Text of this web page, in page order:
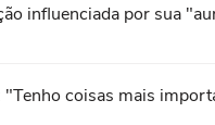
influenciada por sua
"Tenho coisas mais